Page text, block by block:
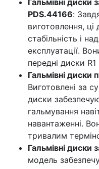
Гальмівні диски
PDS.44166:
виготовлення,
стабільність і
експлуатації.
передні диски
Гальмівні диски
Виготовлені за
диски
гальмування
навантаженні.
тривалим
Гальмівні диски
модель